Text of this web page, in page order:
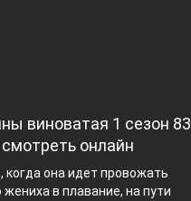
виноватая 1 сезон 83
онлайн
когда она идет провожать
жениха в плавание, на пути